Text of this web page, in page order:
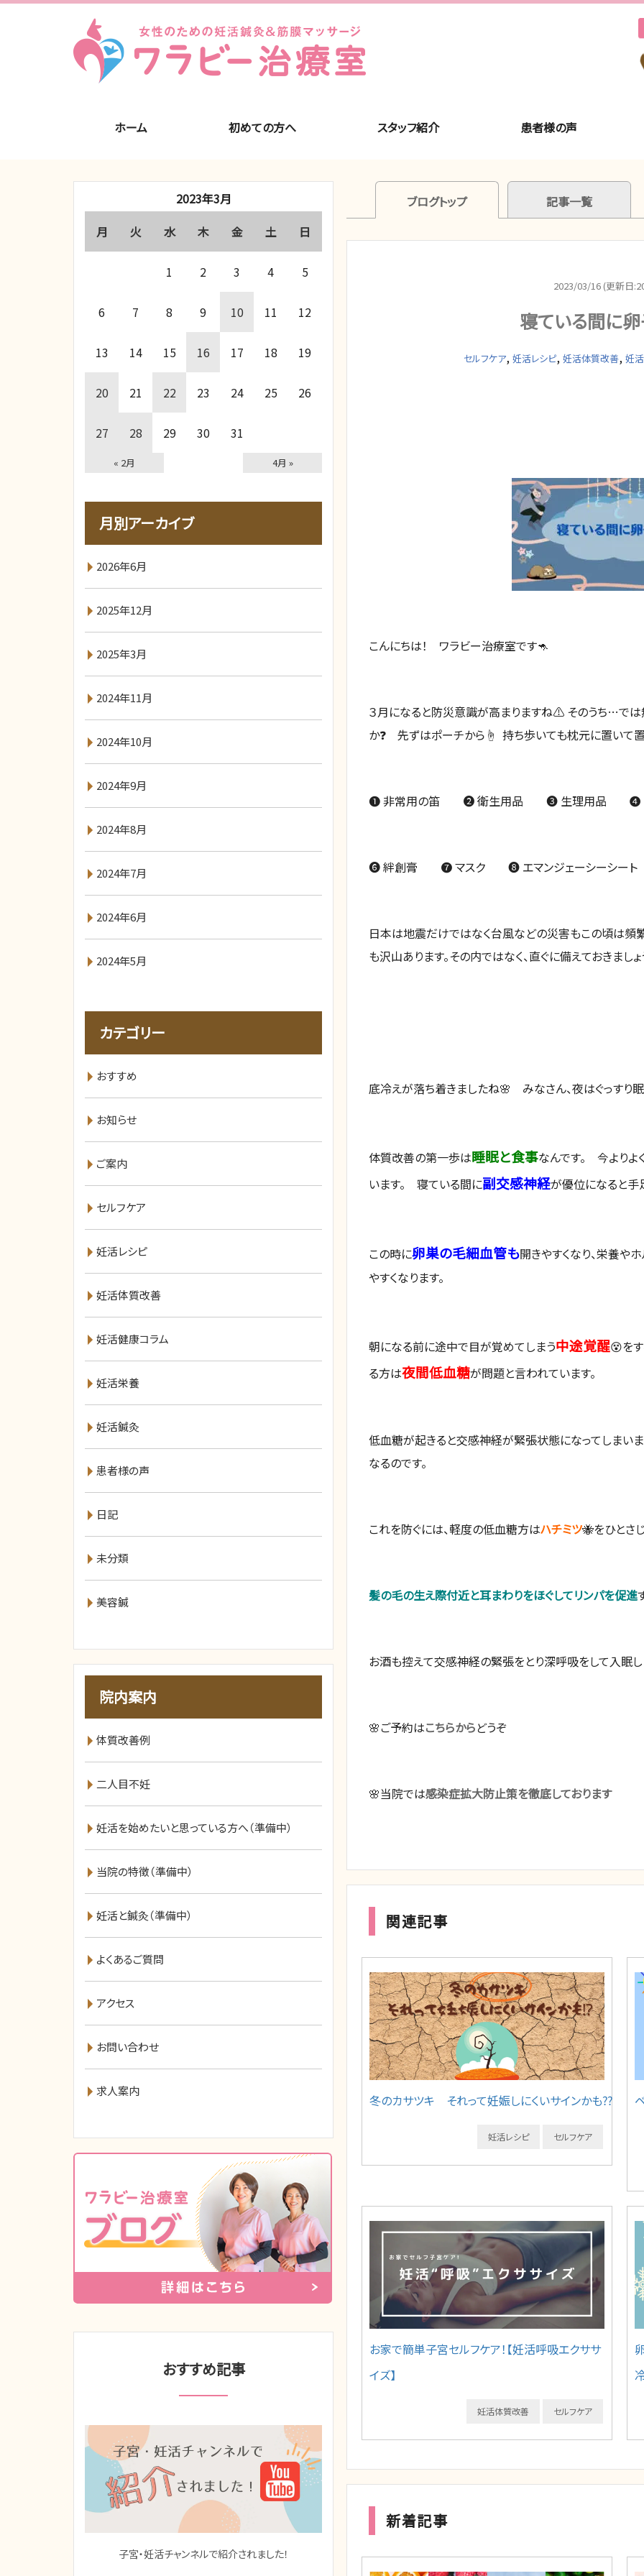
ホーム 初めての方へ スタッフ紹介 患者様の声
ブログトップ 記事一覧
2023/03/16 (更新日
寝ている間に卵
セルフケア, 妊活レシピ, 妊活体質改善, 妊
こんにちは！ ワラビー治療室です🦘
３月になると防災意識が高まりますね⚠️ そのうち…で
か❓ 先ずはポーチから☝️ 持ち歩いても枕元に置いて
❶ 非常用の笛 ❷ 衛生用品 ❸ 生理用品 ❹
❻ 絆創膏 ❼ マスク ❽ エマンジェーシーシート
日本は地震だけではなく台風などの災害もこの頃は頻
も沢山あります。その内ではなく、直ぐに備えておきまし
底冷えが落ち着きましたね🌸 みなさん、夜はぐっすり
体質改善の第一歩は睡眠と食事なんです。 今よりよ
います。 寝ている間に副交感神経が優位になると手
この時に卵巣の毛細血管も開きやすくなり、栄養や
やすくなります。
朝になる前に途中で目が覚めてしまう中途覚醒😵を
る方は夜間低血糖が問題と言われています。
低血糖が起きると交感神経が緊張状態になってしまい
なるのです。
これを防ぐには、軽度の低血糖方はハチミツ🐝をひとさ
髪の毛の生え際付近と耳まわりをほぐしてリンパを促進
お酒も控えて交感神経の緊張をとり深呼吸をして入眠
🌸ご予約はこちらからどうぞ
🌸当院では感染症拡大防止策を徹底しております
関連記事
冬のカサツキ それって妊娠しにくいサインかも⁇
セルフケア
妊活レシピ
お家で簡単子宮セルフケア！【妊活呼吸エクササ
イズ】
セルフケア
妊活体質改善
新着記事
2023年3月
月
火 水 木 金 土 日
1 2 3 4 5
6 7 8 9 10 11 12
13 14 15 16 17 18 19
20 21 22 23 24 25 26
27 28 29 30 31
« 2月 4月 »
月別アーカイブ
2026年6月
2025年12月
2025年3月
2024年11月
2024年10月
2024年9月
2024年8月
2024年7月
2024年6月
2024年5月
カテゴリー
おすすめ
お知らせ
ご案内
セルフケア
妊活レシピ
妊活体質改善
妊活健康コラム
妊活栄養
妊活鍼灸
患者様の声
日記
未分類
美容鍼
院内案内
体質改善例
二人目不妊
妊活を始めたいと思っている方へ（準備中）
当院の特徴（準備中）
妊活と鍼灸（準備中）
よくあるご質問
アクセス
お問い合わせ
求人案内
おすすめ記事
子宮・妊活チャンネルで紹介されました！